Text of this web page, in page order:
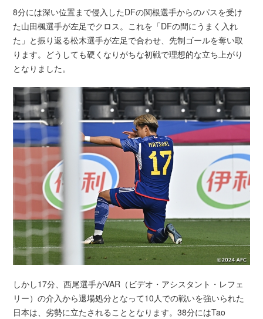
8分には深い位置まで侵入したDFの関根選手からのパスを受け
た山田楓選手が左足でクロス。これを「DFの間にうまく入れ
た」と振り返る松木選手が左足で合わせ、先制ゴールを奪い取
ります。どうしても硬くなりがちな初戦で理想的な立ち上がり
となりました。
しかし17分、西尾選手がVAR（ビデオ・アシスタント・レフェ
リー）の介入から退場処分となって10人での戦いを強いられた
日本は、劣勢に立たされることとなります。38分にはTao